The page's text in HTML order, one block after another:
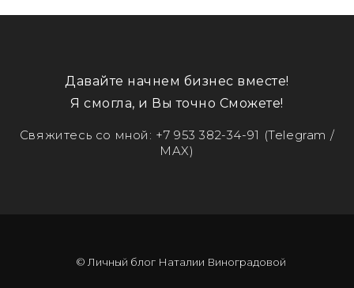
Давайте начнем бизнес вместе!
Я смогла, и Вы точно Сможете!
Свяжитесь со мной: +7 953 382-34-91 (Telegram /
MAX)
© Личный блог Наталии Виноградовой